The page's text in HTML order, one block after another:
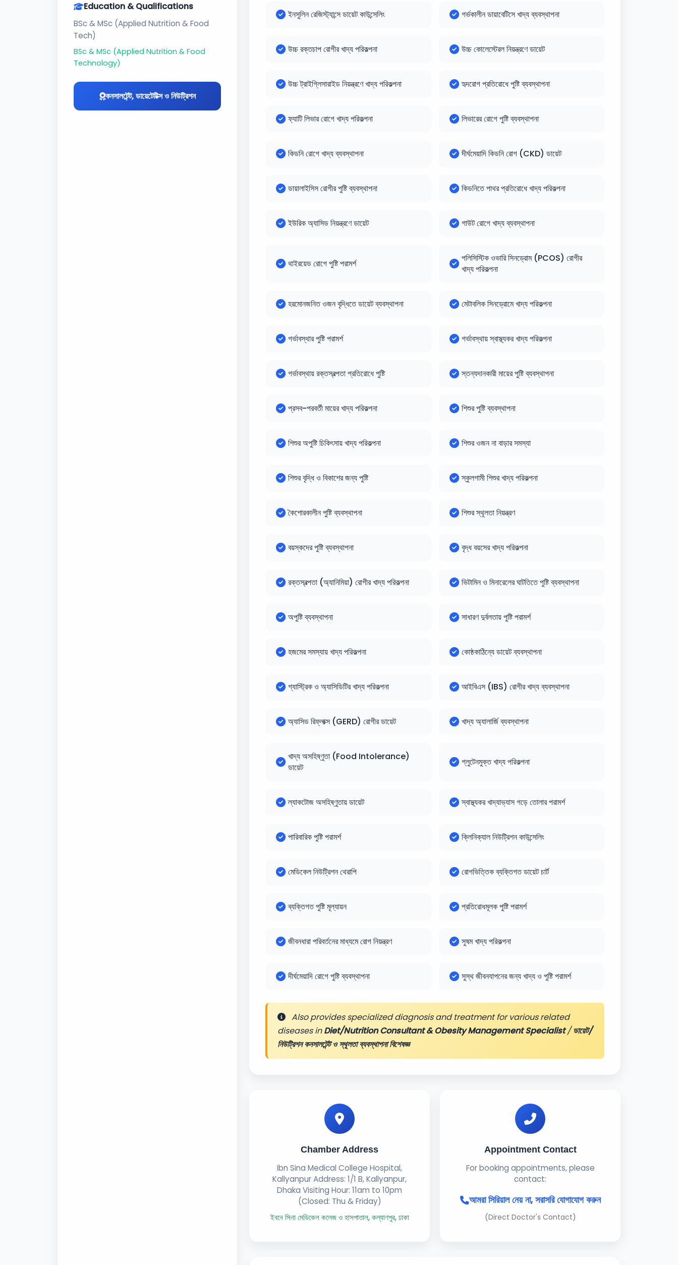
Education & Qualifications
BSc & MSc (Applied Nutrition & Food
Tech)
BSc & MSc (Applied Nutrition & Food
Technology)
কনসালটেন্ট, ডায়েটেটিক্স ও নিউট্রিশন
ইনসুলিন রেজিস্ট্যান্সে ডায়েট কাউন্সেলিং গর্ভকালীন ডায়াবেটিসে খাদ্য ব্যবস্থাপনা
উচ্চ রক্তচাপ রোগীর খাদ্য পরিকল্পনা উচ্চ কোলেস্টেরল নিয়ন্ত্রণে ডায়েট
উচ্চ ট্রাইগ্লিসারাইড নিয়ন্ত্রণে খাদ্য পরিকল্পনা হৃদরোগ প্রতিরোধে পুষ্টি ব্যবস্থাপনা
ফ্যাটি লিভার রোগে খাদ্য পরিকল্পনা লিভারের রোগে পুষ্টি ব্যবস্থাপনা
কিডনি রোগে খাদ্য ব্যবস্থাপনা দীর্ঘমেয়াদি কিডনি রোগ (CKD) ডায়েট
ডায়ালাইসিস রোগীর পুষ্টি ব্যবস্থাপনা কিডনিতে পাথর প্রতিরোধে খাদ্য পরিকল্পনা
ইউরিক অ্যাসিড নিয়ন্ত্রণে ডায়েট গাউট রোগে খাদ্য ব্যবস্থাপনা
থাইরয়েড রোগে পুষ্টি পরামর্শ
পলিসিস্টিক ওভারি সিনড্রোম (PCOS) রোগীর
খাদ্য পরিকল্পনা
হরমোনজনিত ওজন বৃদ্ধিতে ডায়েট ব্যবস্থাপনা মেটাবলিক সিনড্রোমে খাদ্য পরিকল্পনা
গর্ভাবস্থার পুষ্টি পরামর্শ গর্ভাবস্থায় স্বাস্থ্যকর খাদ্য পরিকল্পনা
গর্ভাবস্থায় রক্তস্বল্পতা প্রতিরোধে পুষ্টি স্তন্যদানকারী মায়ের পুষ্টি ব্যবস্থাপনা
প্রসব-পরবর্তী মায়ের খাদ্য পরিকল্পনা শিশুর পুষ্টি ব্যবস্থাপনা
শিশুর অপুষ্টি চিকিৎসায় খাদ্য পরিকল্পনা শিশুর ওজন না বাড়ার সমস্যা
শিশুর বৃদ্ধি ও বিকাশের জন্য পুষ্টি স্কুলগামী শিশুর খাদ্য পরিকল্পনা
কৈশোরকালীন পুষ্টি ব্যবস্থাপনা শিশুর স্থূলতা নিয়ন্ত্রণ
বয়স্কদের পুষ্টি ব্যবস্থাপনা বৃদ্ধ বয়সের খাদ্য পরিকল্পনা
রক্তস্বল্পতা (অ্যানিমিয়া) রোগীর খাদ্য পরিকল্পনা ভিটামিন ও মিনারেলের ঘাটতিতে পুষ্টি ব্যবস্থাপনা
অপুষ্টি ব্যবস্থাপনা সাধারণ দুর্বলতায় পুষ্টি পরামর্শ
হজমের সমস্যায় খাদ্য পরিকল্পনা কোষ্ঠকাঠিন্যে ডায়েট ব্যবস্থাপনা
গ্যাস্ট্রিক ও অ্যাসিডিটির খাদ্য পরিকল্পনা আইবিএস (IBS) রোগীর খাদ্য ব্যবস্থাপনা
অ্যাসিড রিফ্লাক্স (GERD) রোগীর ডায়েট খাদ্য অ্যালার্জি ব্যবস্থাপনা
খাদ্য অসহিষ্ণুতা (Food Intolerance)
ডায়েট
গ্লুটেনমুক্ত খাদ্য পরিকল্পনা
ল্যাকটোজ অসহিষ্ণুতায় ডায়েট স্বাস্থ্যকর খাদ্যাভ্যাস গড়ে তোলার পরামর্শ
পারিবারিক পুষ্টি পরামর্শ ক্লিনিক্যাল নিউট্রিশন কাউন্সেলিং
মেডিকেল নিউট্রিশন থেরাপি রোগভিত্তিক ব্যক্তিগত ডায়েট চার্ট
ব্যক্তিগত পুষ্টি মূল্যায়ন প্রতিরোধমূলক পুষ্টি পরামর্শ
জীবনধারা পরিবর্তনের মাধ্যমে রোগ নিয়ন্ত্রণ সুষম খাদ্য পরিকল্পনা
দীর্ঘমেয়াদি রোগে পুষ্টি ব্যবস্থাপনা সুস্থ জীবনযাপনের জন্য খাদ্য ও পুষ্টি পরামর্শ
Also provides specialized diagnosis and treatment for various related
diseases inDiet/Nutrition Consultant & Obesity Management Specialist/ডায়েট/
নিউট্রিশন কনসালটেন্ট ও স্থূলতা ব্যবস্থাপনা বিশেষজ্ঞ
Chamber Address
Ibn Sina Medical College Hospital,
Kallyanpur Address: 1/1 B, Kallyanpur,
Dhaka Visiting Hour: 11am to 10pm
(Closed: Thu & Friday)
ইবনে সিনা মেডিকেল কলেজ ও হাসপাতাল, কল্যাণপুর, ঢাকা
Appointment Contact
For booking appointments, please
contact:
আমরা সিরিয়াল নেয় না, সরাসরি যোগাযোগ করুন
(Direct Doctor's Contact)